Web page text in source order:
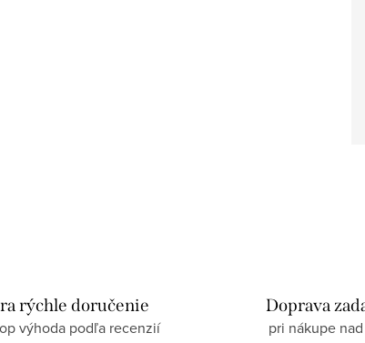
rýchle doručenie
výhoda podľa recenzií
Doprava
pri nákupe